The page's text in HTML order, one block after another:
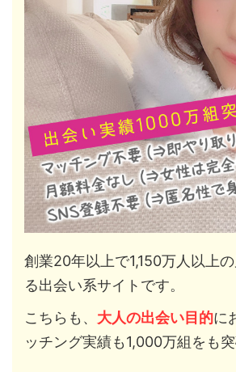
創業20年以上で1,150万人以上
る出会い系サイトです。
こちらも、 大人の出会い目的に
ッチング実績も1,000万組をも突